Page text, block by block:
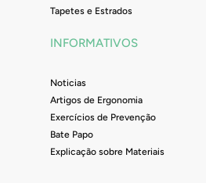
Tapetes e Estrados
INFORMATIVOS
Noticias
Artigos de Ergonomia
Exercícios de Prevenção
Bate Papo
Explicação sobre Materiais